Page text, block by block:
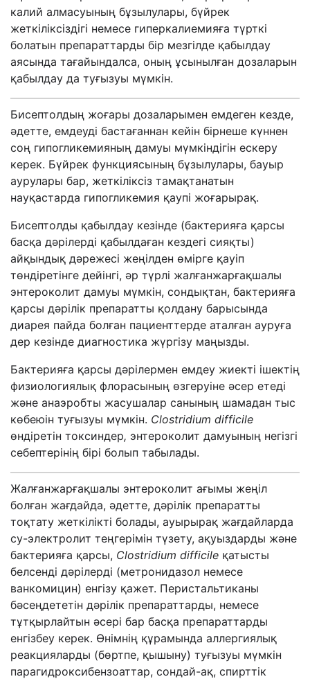
калий алмасуының бұзылулары, бүйрек
жеткіліксіздігі немесе гиперкалиемияға түрткі
болатын препараттарды бір мезгілде қабылдау
аясында тағайындалса, оның ұсынылған дозаларын
қабылдау да туғызуы мүмкін.
Бисептолдың жоғары дозаларымен емдеген кезде,
әдетте, емдеуді бастағаннан кейін бірнеше күннен
соң гипогликемияның дамуы мүмкіндігін ескеру
керек. Бүйрек функциясының бұзылулары, бауыр
аурулары бар, жеткіліксіз тамақтанатын
науқастарда гипогликемия қаупі жоғарырақ.
Бисептолды қабылдау кезінде (бактерияға қарсы
басқа дәрілерді қабылдаған кездегі сияқты)
айқындық дәрежесі жеңілден өмірге қауіп
төндіретінге дейінгі, әр түрлі жалғанжарғақшалы
энтероколит дамуы мүмкін, сондықтан, бактерияға
қарсы дәрілік препаратты қолдану барысында
диарея пайда болған пациенттерде аталған ауруға
дер кезінде диагностика жүргізу маңызды.
Бактерияға қарсы дәрілермен емдеу жиекті ішектің
физиологиялық флорасының өзгеруіне әсер етеді
және анаэробты жасушалар санының шамадан тыс
көбеюін туғызуы мүмкін. Clostridium difficile
өндіретін токсиндер, энтероколит дамуының негізгі
себептерінің бірі болып табылады.
Жалғанжарғақшалы энтероколит ағымы жеңіл
болған жағдайда, әдетте, дәрілік препаратты
тоқтату жеткілікті болады, ауырырақ жағдайларда
су-электролит теңгерімін түзету, ақуыздарды және
бактерияға қарсы, Clostridium difficilе қатысты
белсенді дәрілерді (метронидазол немесе
ванкомицин) енгізу қажет. Перистальтиканы
бәсеңдететін дәрілік препараттарды, немесе
тұтқырлайтын әсері бар басқа препараттарды
енгізбеу керек. Өнімнің құрамында аллергиялық
реакцияларды (бөртпе, қышыну) туғызуы мүмкін
парагидроксибензоаттар, сондай-ақ, спирттік